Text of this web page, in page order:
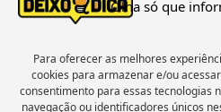
Olha só que
Para oferecer as melhores
cookies para armazenar e/ou
consentimento para essas tecnologias
navegação ou identificadores únicos